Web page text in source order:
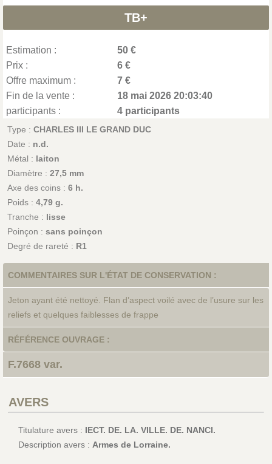
TB+
Estimation :
50 €
Prix :
6 €
Offre maximum :
7 €
Fin de la vente :
18 mai 2026 20:03:40
participants :
4 participants
Type : CHARLES III LE GRAND DUC
Date : n.d.
Métal : laiton
Diamètre : 27,5 mm
Axe des coins : 6 h.
Poids : 4,79 g.
Tranche : lisse
Poinçon : sans poinçon
Degré de rareté : R1
COMMENTAIRES SUR L'ÉTAT DE CONSERVATION :
Jeton ayant été nettoyé. Flan d’aspect voilé avec de l’usure sur les
reliefs et quelques faiblesses de frappe
RÉFÉRENCE OUVRAGE :
F.7668 var.
AVERS
Titulature avers : IECT. DE. LA. VILLE. DE. NANCI.
Description avers : Armes de Lorraine.